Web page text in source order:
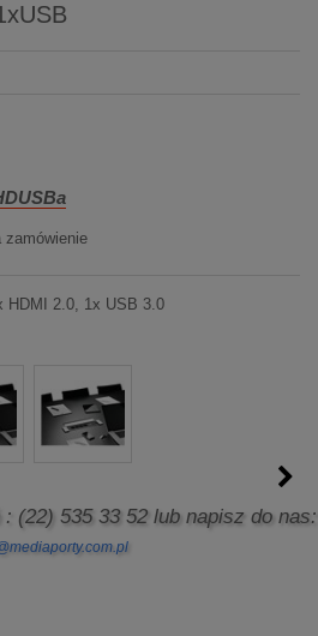
zamówienie
HDMI 2.0, 1x USB 3.0
: (22) 535 33 52lub napisz do nas: